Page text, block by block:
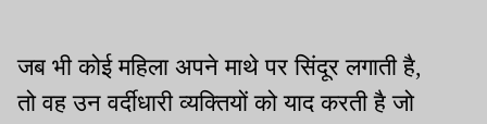
जब भी कोई महिला अपने माथे पर सिंदूर लगाती है,
तो वह उन वर्दीधारी व्यक्तियों को याद करती है जो